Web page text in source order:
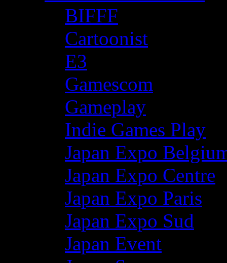
BIFFF
Cartoonist
E3
Gamescom
Gameplay
Indie Games Play
Japan Expo
Japan Expo Centre
Japan Expo Paris
Japan Expo Sud
Japan Event